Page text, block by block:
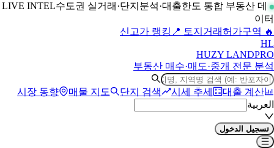
LIVE INTEL
수도권 실거래·단지분석·대출한도 통합 부동산 데
이터
🔥 신고가 랭킹
📍 토지거래허가구역
HL
HUZY LANDPRO
부동산 매수·매도·중개 전문 분석
시장 동향 매물 지도 단지 검색 시세 추세
대출 계산
العربية
تسجيل الدخول